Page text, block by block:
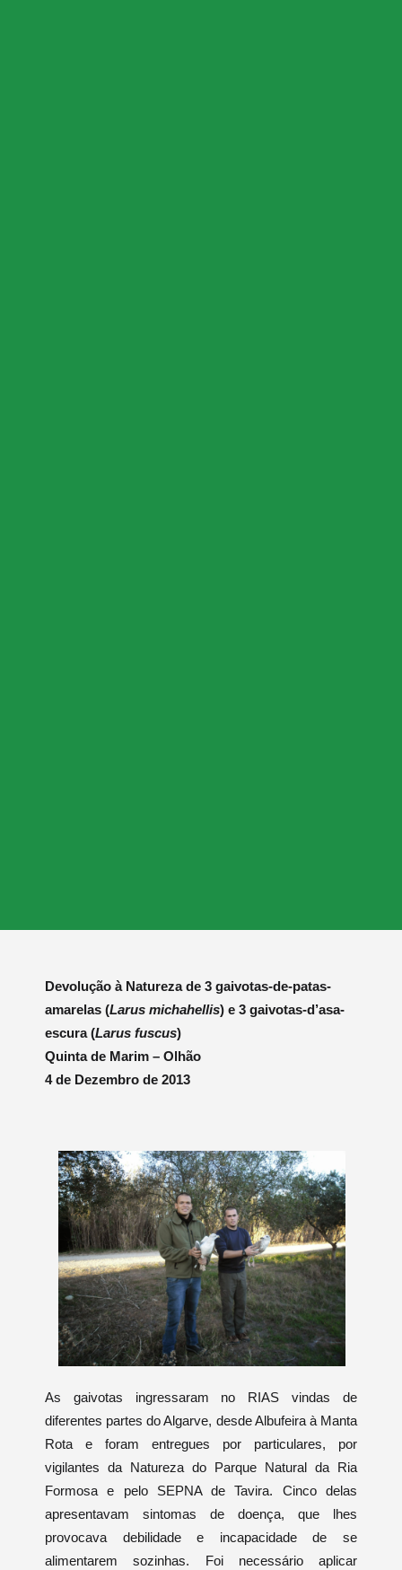
Devolução à Natureza de 3 gaivotas-de-patas-
amarelas (Larus michahellis) e 3 gaivotas-d’asa-
escura (Larus fuscus)
Quinta de Marim – Olhão
4 de Dezembro de 2013
As gaivotas ingressaram no RIAS vindas de
diferentes partes do Algarve, desde Albufeira à Manta
Rota e foram entregues por particulares, por
vigilantes da Natureza do Parque Natural da Ria
Formosa e pelo SEPNA de Tavira. Cinco delas
apresentavam sintomas de doença, que lhes
provocava debilidade e incapacidade de se
alimentarem sozinhas. Foi necessário aplicar